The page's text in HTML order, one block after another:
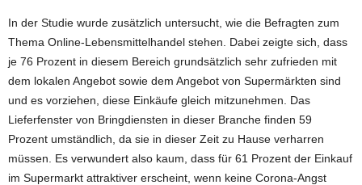
In der Studie wurde zusätzlich untersucht, wie die Befragten zum
Thema Online-Lebensmittelhandel stehen. Dabei zeigte sich, dass
je 76 Prozent in diesem Bereich grundsätzlich sehr zufrieden mit
dem lokalen Angebot sowie dem Angebot von Supermärkten sind
und es vorziehen, diese Einkäufe gleich mitzunehmen. Das
Lieferfenster von Bringdiensten in dieser Branche finden 59
Prozent umständlich, da sie in dieser Zeit zu Hause verharren
müssen. Es verwundert also kaum, dass für 61 Prozent der Einkauf
im Supermarkt attraktiver erscheint, wenn keine Corona-Angst